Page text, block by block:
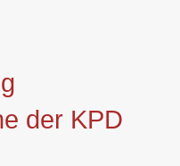
der KPD